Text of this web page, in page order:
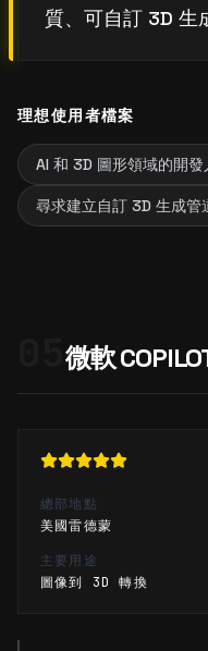
質、可自訂 3D 生
理想使用者檔案
AI 和 3D 圖形領域的開
尋求建立自訂 3D 生成管
微軟
總部地點
美國雷德蒙
主要用途
圖像到 3D 轉換